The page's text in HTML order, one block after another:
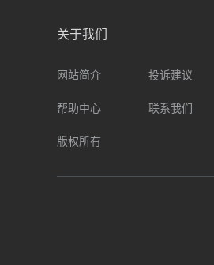
关于我们
网站简介 投诉建议
帮助中心 联系我们
版权所有